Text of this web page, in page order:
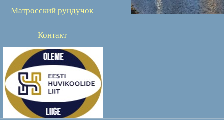
Матросский рундучок
Контакт